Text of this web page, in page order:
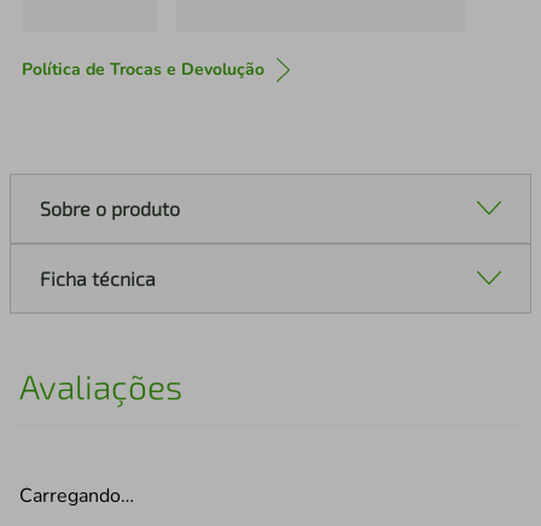
Política de Trocas e Devolução
Sobre o produto
Ficha técnica
Avaliações
Carregando…